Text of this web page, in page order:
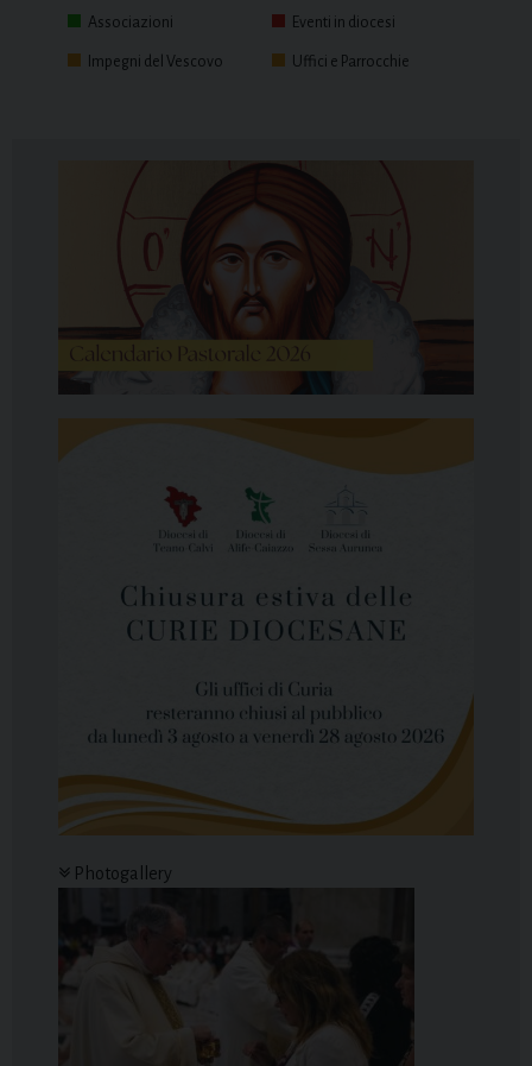
Associazioni Eventi in diocesi
Impegni del Vescovo Uffici e Parrocchie
Photogallery